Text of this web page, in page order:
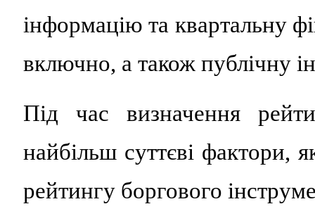
інформацію та квартальну
включно, а також публічну
Під час визначення
найбільш суттєві фактори,
рейтингу боргового